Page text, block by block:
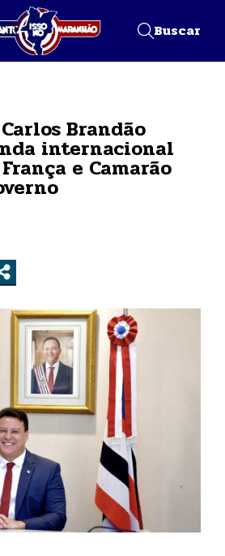
Buscar
Brandão
internacional
e Camarão